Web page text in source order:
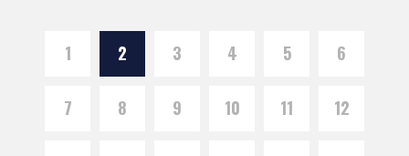
1 2 3 4 5 6
7 8 9 10 11 12